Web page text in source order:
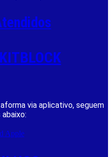
via aplicativo, seguem
Apple